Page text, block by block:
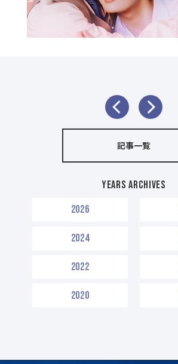
記事一覧
Years Archives
2026
2024
2022
2020